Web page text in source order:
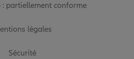
: partiellement conforme
légales
Sécurité